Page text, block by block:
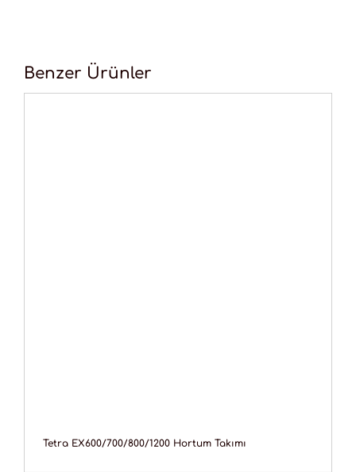
Benzer Ürünler
Tetra EX600/700/800/1200 Hortum Takımı